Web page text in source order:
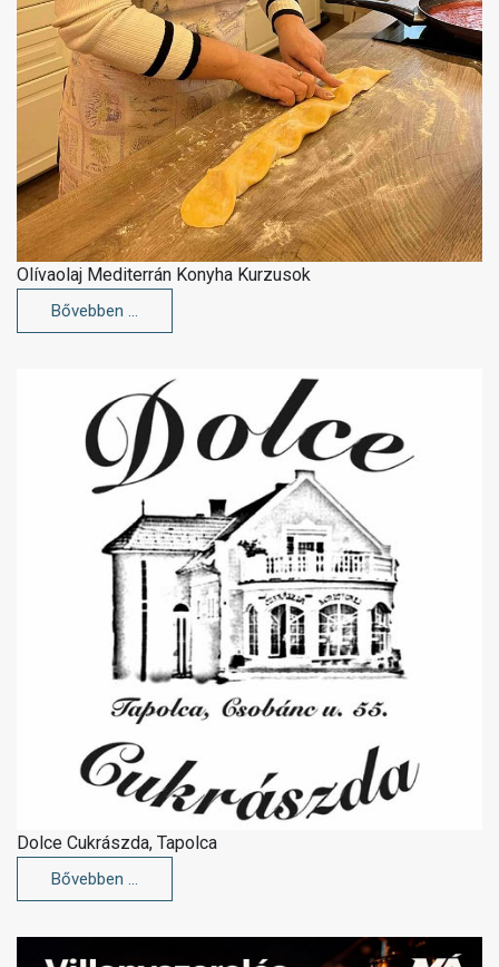
Olívaolaj Mediterrán Konyha Kurzusok
Bővebben …
Dolce Cukrászda, Tapolca
Bővebben …